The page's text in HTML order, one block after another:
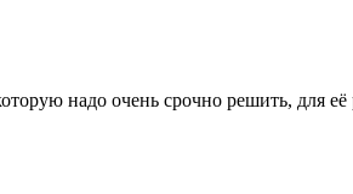
надо очень срочно решить, для